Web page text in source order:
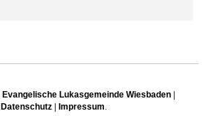
Evangelische Lukasgemeinde Wiesbaden |
Datenschutz| Impressum